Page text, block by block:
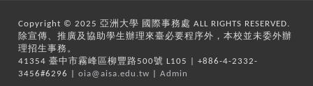
Copyright © 2025 亞洲大學 國際事務處 ALL RIGHTS RESERVED.
除宣傳、推廣及協助學生辦理來臺必要程序外，本校並未委外辦
理招生事務。
41354 臺中市霧峰區柳豐路500號 L105 | +886-4-2332-
3456#6296 | oia@aisa.edu.tw Admin